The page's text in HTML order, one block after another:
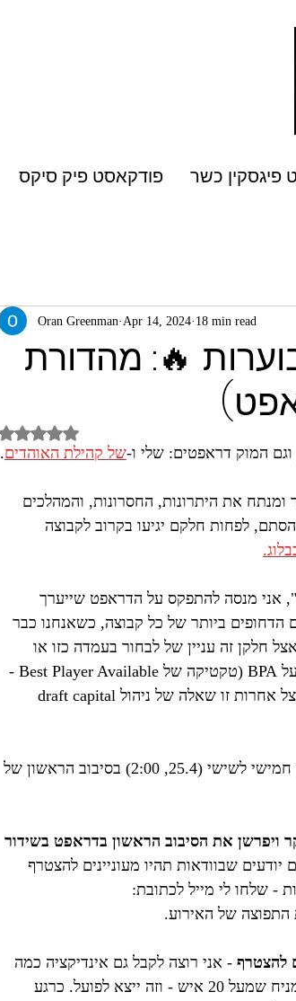
פיגסקין כשר פודקאסט פיק סיקס
שאלות בוערות 🔥: מהדורת
Oran Greenman Apr 14, 2024 18 min read
Rated NaN out of 5 stars.
המוק דראפטים: שלי ו-של קהילת האוהדים.
את היתרונות, החסרונות, והמהלכים
לפחות חלקם יגיעו בקרוב לקבוצה
הכול) של "32 שאלות בוערות", אני מנסה להתפקס על הדראפט שייערך
מהם הצרכים הדחופים ביותר של כל קבוצה, כשאנחנו כבר
חלקן זה עניין של לבחור בעמדה כזו או
אחרת, אצל אחרות זו שאלה של למלא צורך דחוף או ללכת על BPA (טקטיקה של Best Player Available -
למרביתן של אותן 32 שאלות נקבל תשובות כבר בלילה שבין חמישי לשישי (25.4, 2:00) בסיבוב הראשון של
ויפרשן את הסיבוב הראשון בדראפט בשידור
שבוודאות תהיו מעוניינים להצטרף
- שלחו לי מייל לכתובת:
של האירוע.
להצטרף - אני רוצה לקבל גם אינדיקציה כמה
אנשים אכן מעוניינים באירוע, כדי שלא אפיק אותו לחינם (מניח שמעל 20 איש - וזה ייצא לפועל. כרגע